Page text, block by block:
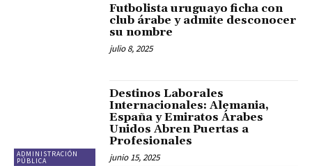
Futbolista uruguayo ficha con
club árabe y admite desconocer
su nombre
julio 8, 2025
ADMINISTRACIÓN
PÚBLICA
Destinos Laborales
Internacionales: Alemania,
España y Emiratos Árabes
Unidos Abren Puertas a
Profesionales
junio 15, 2025